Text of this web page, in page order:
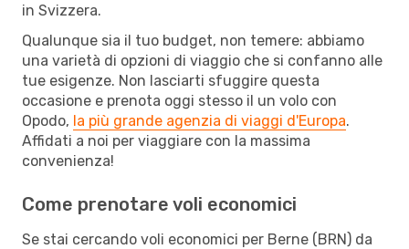
in Svizzera.
Qualunque sia il tuo budget, non temere: abbiamo
una varietà di opzioni di viaggio che si confanno alle
tue esigenze. Non lasciarti sfuggire questa
occasione e prenota oggi stesso il un volo con
Opodo, la più grande agenzia di viaggi d'Europa.
Affidati a noi per viaggiare con la massima
convenienza!
Come prenotare voli economici
Se stai cercando voli economici per Berne (BRN) da